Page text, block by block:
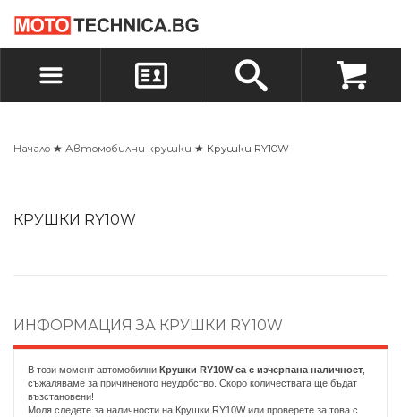
ВХОД
БЪРЗА ПОРЪЧКА ПОРЪЧКА
Начало ★ Автомобилни крушки ★ Крушки RY10W
КРУШКИ RY10W
ИНФОРМАЦИЯ ЗА КРУШКИ RY10W
В този момент автомобилни Крушки RY10W са с изчерпана наличност
съжаляваме за причиненото неудобство. Скоро количествата ще бъдат
възстановени!
Моля следете за наличности на Крушки RY10W или проверете за това с